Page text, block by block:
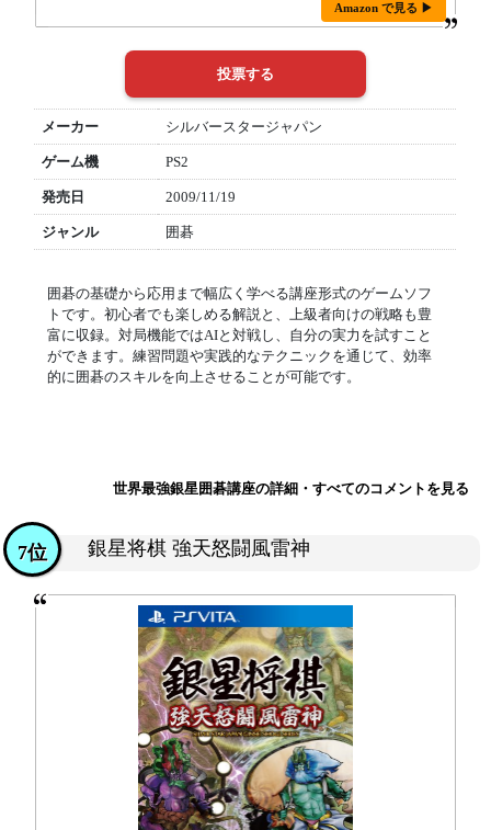
Amazon で見る ▶
メーカー シルバースタージャパン
ゲーム機 PS2
発売日 2009/11/19
ジャンル 囲碁
囲碁の基礎から応用まで幅広く学べる講座形式のゲームソフ
トです。初心者でも楽しめる解説と、上級者向けの戦略も豊
富に収録。対局機能ではAIと対戦し、自分の実力を試すこと
ができます。練習問題や実践的なテクニックを通じて、効率
的に囲碁のスキルを向上させることが可能です。
世界最強銀星囲碁講座の詳細・すべてのコメントを見る
銀星将棋 強天怒闘風雷神
7位